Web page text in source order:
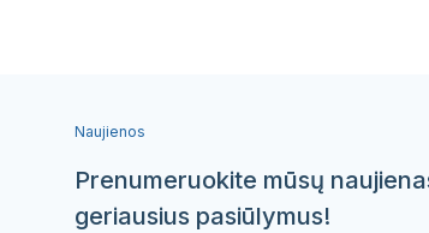
Naujienos
Prenumeruokite mūsų
geriausius pasiūlymus!